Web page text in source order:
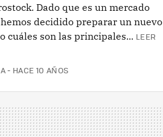
Dado que es un mercado
decidido preparar un nuevo
cuáles son las principales... LEER
HACE 10 AÑOS